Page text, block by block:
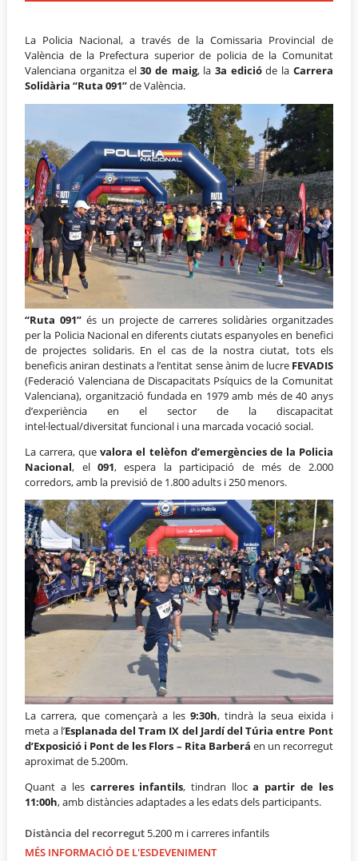
La Policia Nacional, a través de la Comissaria Provincial de
València de la Prefectura superior de policia de la Comunitat
Valenciana organitza el30 de maig, la 3a edicióde la Carrera
Solidària “Ruta 091”de València.
“Ruta 091” és un projecte de carreres solidàries organitzades
per la Policia Nacional en diferents ciutats espanyoles en benefici
de projectes solidaris. En el cas de la nostra ciutat, tots els
beneficis aniran destinats a l’entitat sense ànim de lucre FEVADIS
(Federació Valenciana de Discapacitats Psíquics de la Comunitat
Valenciana), organització fundada en 1979 amb més de 40 anys
d’experiència en el sector de la discapacitat
intel·lectual/diversitat funcional i una marcada vocació social.
La carrera, quevalora el telèfon d’emergències de la Policia
Nacional, el091, espera la participació de més de 2.000
corredors, amb la previsió de 1.800 adults i 250 menors.
La carrera, que començarà a les 9:30h, tindrà la seua eixida i
meta a l’Esplanada del Tram IX del Jardí del Túria entre Pont
d’Exposició i Pont de les Flors – Rita Barberá en un recorregut
aproximat de 5.200m.
Quant a les carreres infantils, tindran lloca partir de les
11:00h, amb distàncies adaptades a les edats dels participants.
Distància del recorregut 5.200 m i carreres infantils
MÉS INFORMACIÓ DE L'ESDEVENIMENT